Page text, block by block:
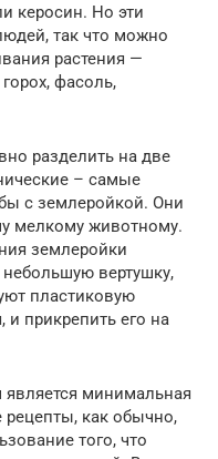
керосин. Но эти
так что можно
растения —
фасоль,
разделить на две
– самые
с землеройкой. Они
мелкому животному.
землеройки
вертушку,
пластиковую
прикрепить его на
минимальная
рецепты, как обычно,
того, что